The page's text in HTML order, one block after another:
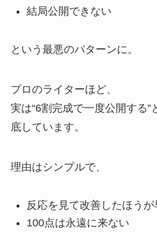
結局公開できない
という最悪のパターンに。
プロのライターほど、
実は“6割完成で一度公開する”
底しています。
理由はシンプルで、
反応を見て改善したほうが
100点は永遠に来ない